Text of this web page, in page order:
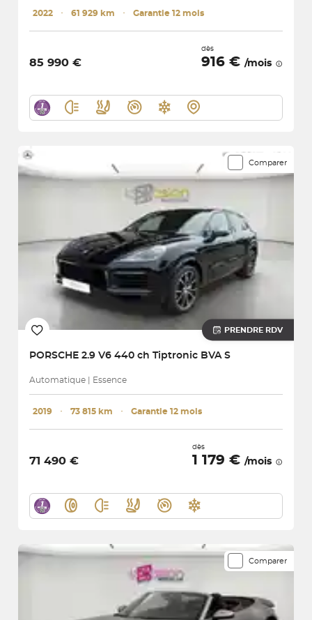
2022 ･ 61 929 km ･ Garantie 12 mois
85 990 €
dès
916 € /mois
Comparer
PRENDRE RDV
PORSCHE 2.9 V6 440 ch Tiptronic BVA S
Automatique | Essence
2019 ･ 73 815 km ･ Garantie 12 mois
71 490 €
dès
1 179 € /mois
Comparer